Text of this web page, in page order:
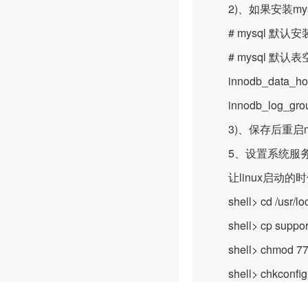
2)、如果安装
# mysql 默认安
# mysql 默认表空
3)、保存后重启
5、设置系统服
让linux启动的时
shell> cd /usr/
shell> cp
shell> chmod
shell> chkconfig